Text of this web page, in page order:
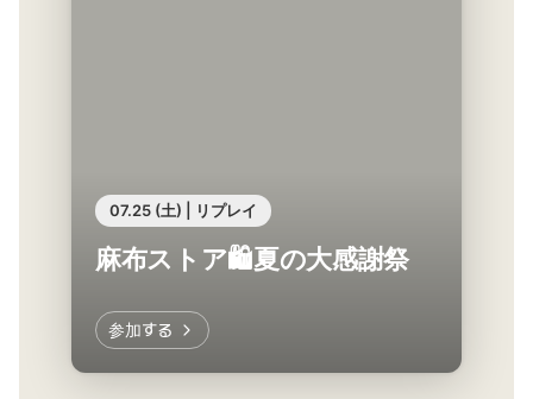
07.25 (土) | リプレイ
麻布ストア🛍️夏の大感謝祭
参加する